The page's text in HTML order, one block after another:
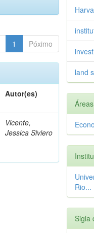
1 Póximo
Autor(es)
Vicente,
Jessica Siviero
land
Rio...
Sigla